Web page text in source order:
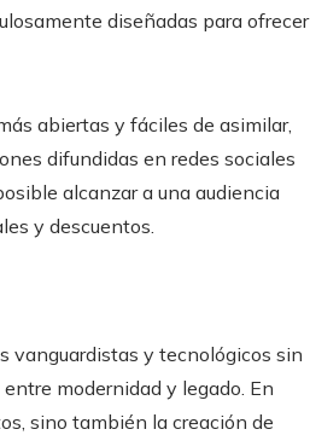
diseñadas para ofrecer
abiertas y fáciles de asimilar,
difundidas en redes sociales
alcanzar a una audiencia
y descuentos.
vanguardistas y tecnológicos sin
modernidad y legado. En
sino también la creación de